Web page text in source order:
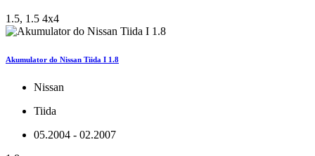
1.5, 1.5 4x4
Akumulator do Nissan Tiida I 1.8
Nissan
Tiida
05.2004 - 02.2007